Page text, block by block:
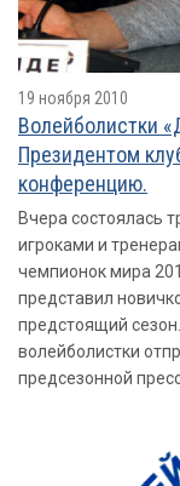
19 ноября 2010
Волейболистки
Президентом
конференцию.
Вчера состоялась
игроками и
чемпионок мира
представил
предстоящий
волейболистки
предсезонной